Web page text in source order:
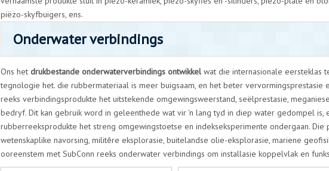
piëzo-skyfbuigers, ens.
Onderwater verbindings
Ons het drukbestande onderwaterverbindings ontwikkel wat die internasionale eersteklas
tegnologie het. die rubbermateriaal is meer buigsaam, en het beter
reeks verbindingsprodukte het uitstekende omgewingsweerstand, seëlprestasie,
bedryf. Dit kan gebruik word in geleenthede wat vir 'n lang tyd in diep water gedompel is,
rubberreeksprodukte het streng omgewingstoetse en indekseksperimente ondergaan.
wetenskaplike navorsing, militêre eksplorasie, buitelandse olie-eksplorasie, mariene
ooreenstem met SubConn reeks onderwater verbindings om installasie koppelvlak en